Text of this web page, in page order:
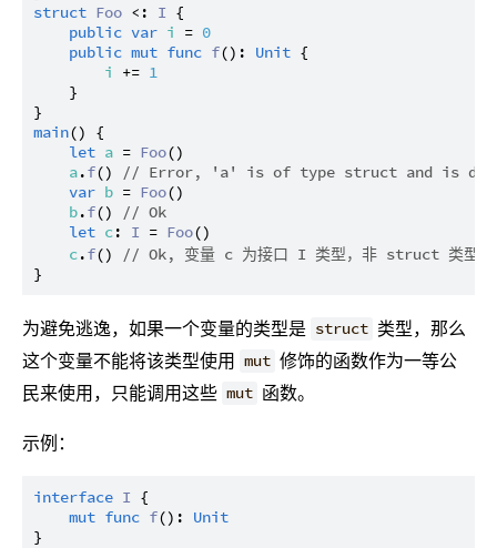
struct Foo <: I {
public var i = 0
public mut func f(): Unit {
i
+= 1
    }
main() {
let a = Foo()
a.f()
// Error, 'a' is of type struct and is
var b = Foo()
b.f()
// Ok
let c: I = Foo()
c.f()
// Ok, 变量 c 为接口 I 类型，非 struct 类型，
为避免逃逸，如果一个变量的类型是 struct 类型，那么
这个变量不能将该类型使用 mut 修饰的函数作为一等公
民来使用，只能调用这些 mut 函数。
示例：
interface I {
mut func f(): Unit
}